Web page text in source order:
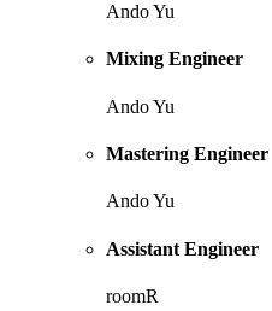
Ando Yu
Mixing Engineer
Ando Yu
Mastering Engineer
Ando Yu
Assistant Engineer
roomR